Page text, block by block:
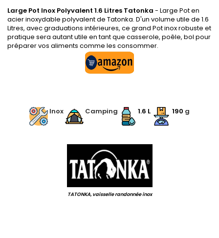
Large Pot Inox Polyvalent 1.6 Litres Tatonka - Large Pot en
acier inoxydable polyvalent de Tatonka. D'un volume utile de 1.6
Litres, avec graduations intérieures, ce grand Pot inox robuste et
pratique sera autant utile en tant que casserole, poêle, bol pour
préparer vos aliments comme les consommer.
Inox
Camping 1.6 L 190 g
TATONKA, vaisselle randonnée inox